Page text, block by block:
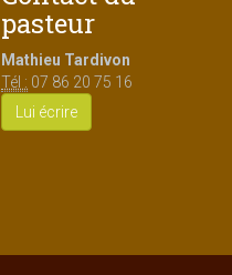
pasteur
Mathieu Tardivon
Tél : 07 86 20 75 16
Lui écrire